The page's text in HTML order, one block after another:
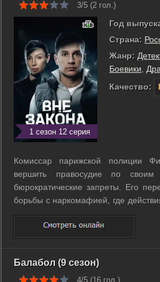
3/5 (2 гол.)
1 сезон 12 серия
Год
Страна:
Жанр:
Боевики,
Качество:
Комиссар парижской полиции
вершить правосудие по своим
бюрократические запреты. Его
борьбы с наркомафией, где
недоверие у местного начальства.
свой крутой нрав уже в первые дни
за лодкой с грузом героина он ...
Балабол (9 сезон)
4/5 (16 гол.)